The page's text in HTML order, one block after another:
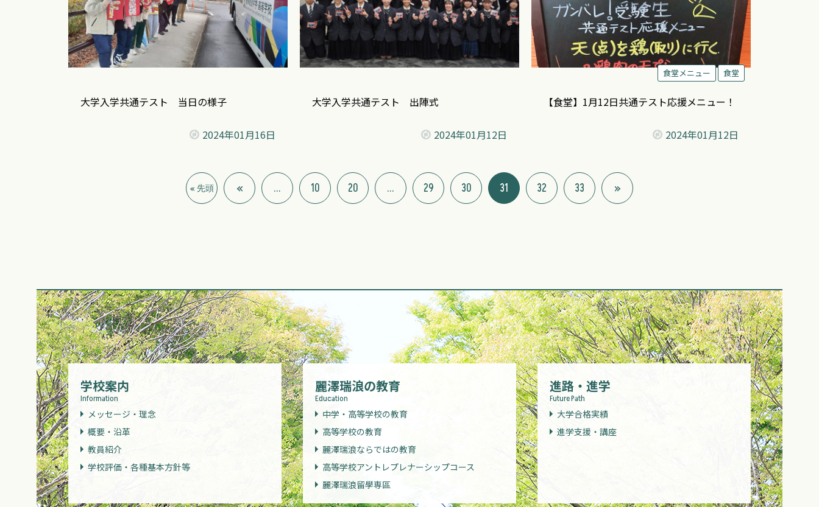
大学入学共通テスト 当日の様子
2024年01月16日
大学入学共通テスト 出陣式
2024年01月12日
食堂メニュー 食堂
【食堂】1月12日共通テスト応援メニュー！
2024年01月12日
« 先頭 « ... 10 20 ... 29 30 31 32 33 »
学校案内
Information
メッセージ・理念
概要・沿革
教員紹介
学校評価・各種基本方針等
麗澤瑞浪の教育
Education
中学・高等学校の教育
高等学校の教育
麗澤瑞浪ならではの教育
高等学校アントレプレナーシップコース
麗澤瑞浪留學専區
進路・進学
Future Path
大学合格実績
進学支援・講座